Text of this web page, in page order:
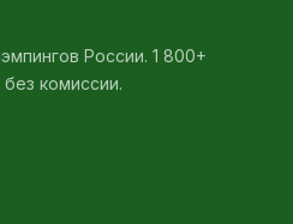
России. 1 800+
комиссии.